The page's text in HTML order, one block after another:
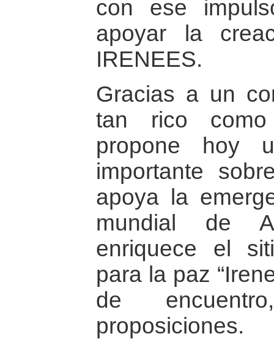
con ese
apoyar la
IRENEES.
Gracias a un
tan rico
propone hoy
importante
apoya la
mundial de
enriquece el
para la paz
de
proposiciones.